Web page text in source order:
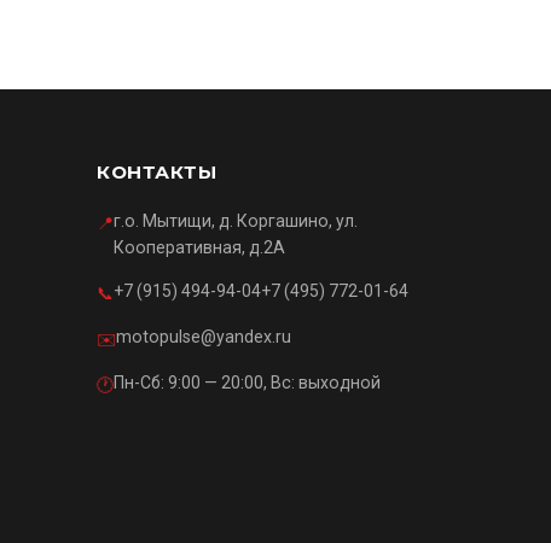
КОНТАКТЫ
📍г.о. Мытищи, д. Коргашино, ул.
Кооперативная, д.2А
📞+7 (915) 494-94-04+7 (495) 772-01-64
✉️motopulse@yandex.ru
🕐Пн-Сб: 9:00 — 20:00, Вс: выходной